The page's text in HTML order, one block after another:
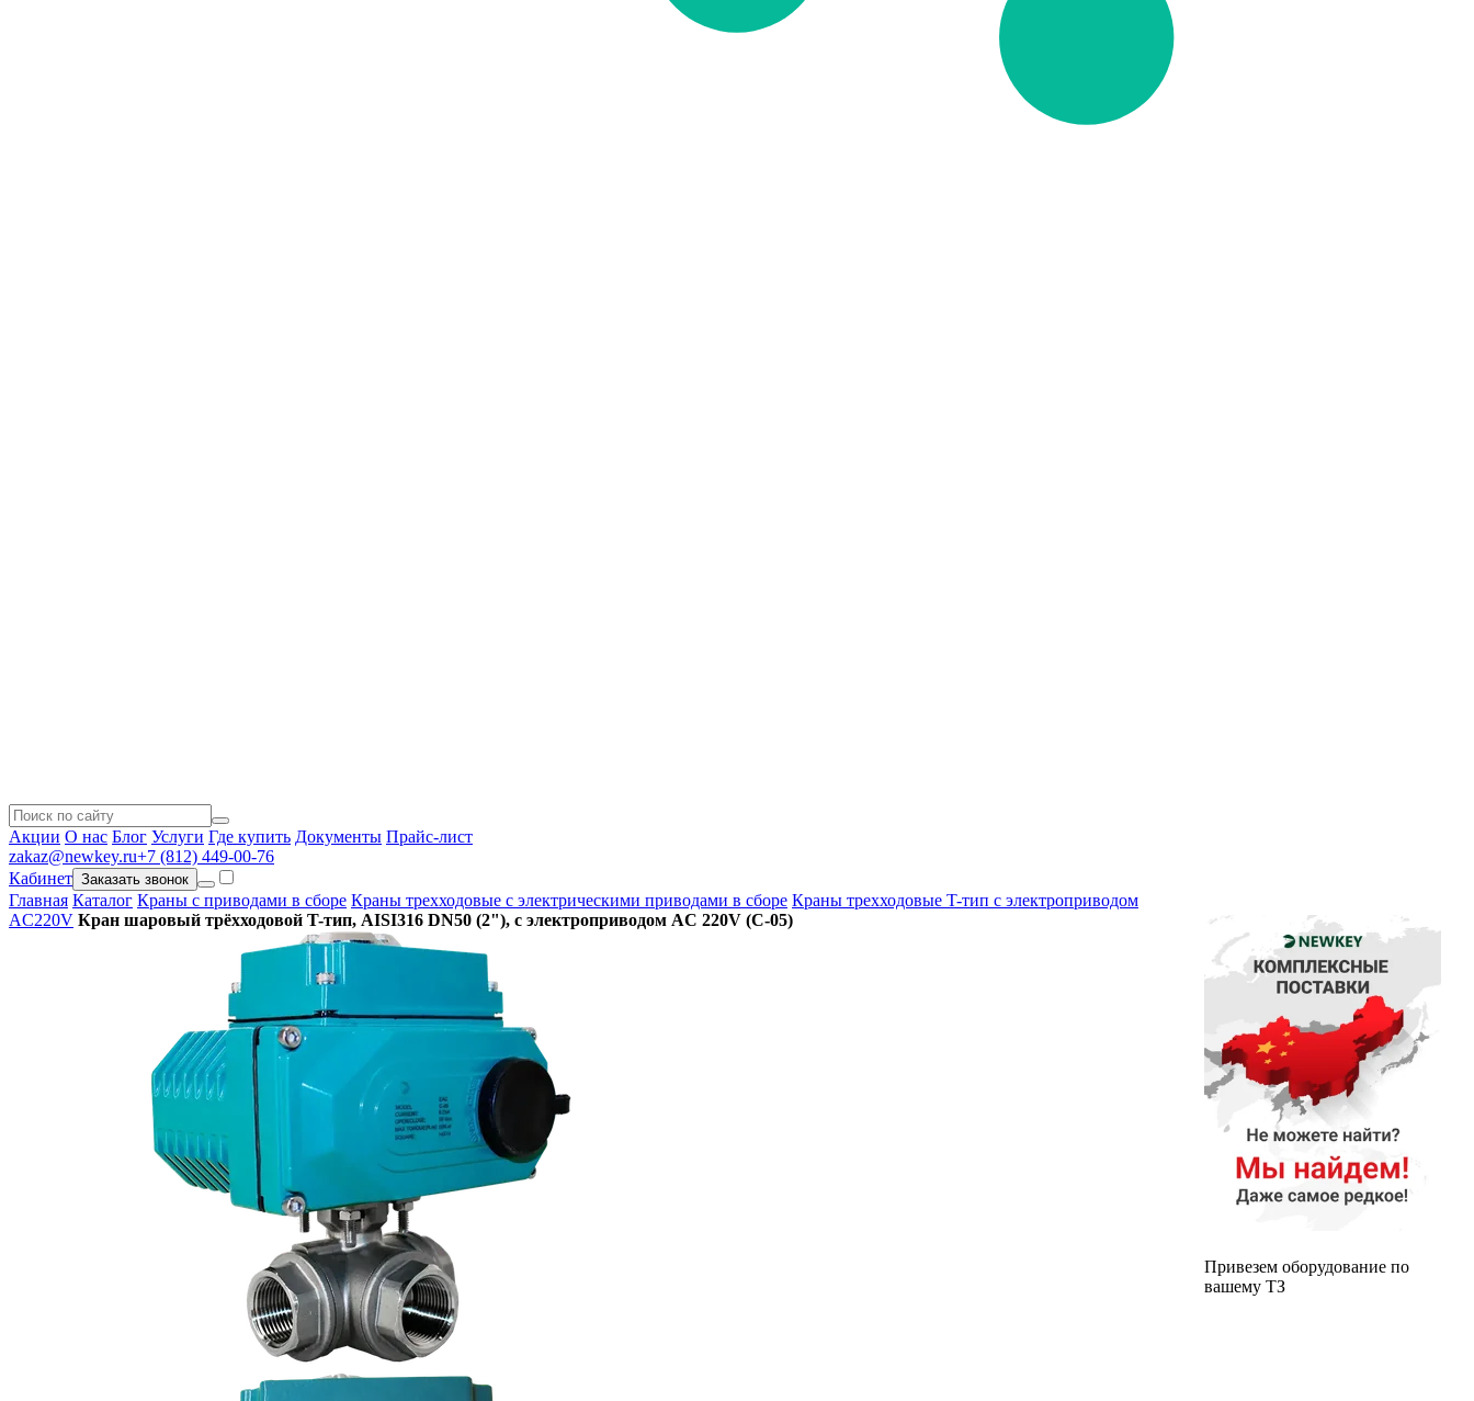
Акции О нас Блог Услуги Где купить Документы Прайс-лист
zakaz@newkey.ru+7 (812) 449-00-76
Кабинет Заказать звонок
Привезем оборудование по
вашему ТЗ
Главная Каталог Краны с приводами в сборе Краны трехходовые с электрическими приводами в сборе Краны трехходовые T-тип с электроприводом
AC220V Кран шаровый трёхходовой T-тип, AISI316 DN50 (2"), с электроприводом AC 220V (С-05)